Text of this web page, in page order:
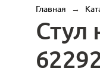
Главная →
Стул